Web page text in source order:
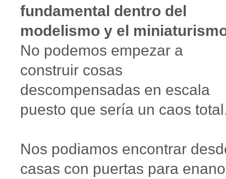
fundamental dentro del
modelismo y el
No podemos empezar a
construir cosas
descompensadas en escala
puesto que sería un caos
Nos podiamos encontrar
casas con puertas para